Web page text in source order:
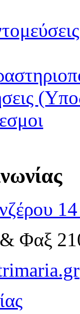
Φαξ